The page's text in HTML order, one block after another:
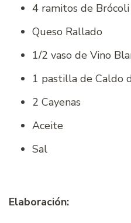
4 ramitos de Brócoli
Queso Rallado
1/2 vaso de Vino
1 pastilla de Caldo
2 Cayenas
Aceite
Sal
Elaboración: